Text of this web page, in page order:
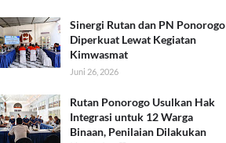
Sinergi Rutan dan PN Ponorogo
Diperkuat Lewat Kegiatan
Kimwasmat
Juni 26, 2026
Rutan Ponorogo Usulkan Hak
Integrasi untuk 12 Warga
Binaan, Penilaian Dilakukan